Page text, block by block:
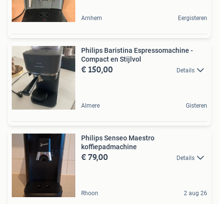
Arnhem Eergisteren
Philips Baristina Espressomachine -
Compact en Stijlvol
€ 150,00 Details
Almere Gisteren
Philips Senseo Maestro
koffiepadmachine
€ 79,00 Details
Rhoon 2 aug 26